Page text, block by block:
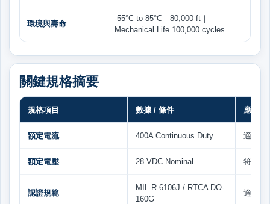
環境與壽命
-55°C to 85°C｜80,000 ft｜
Mechanical Life 100,000 cycles
關鍵規格摘要
規格項目 數據 / 條件 應用意
額定電流 400A Continuous Duty 適合高
額定電壓 28 VDC Nominal 符合常
認證規範
MIL-R-6106J / RTCA DO-
160G
適合軍